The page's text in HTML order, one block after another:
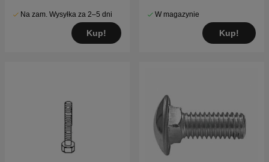
Na zam. Wysyłka za 2–5 dni
Kup!
W magazynie
Kup!